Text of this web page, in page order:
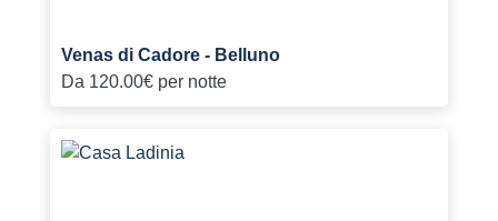
Venas di Cadore - Belluno
Da 120.00€ per notte